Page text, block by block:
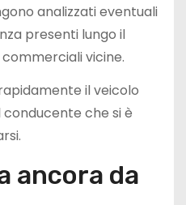
analizzati eventuali
presenti lungo il
vicine.
il veicolo
che si è
ancora da